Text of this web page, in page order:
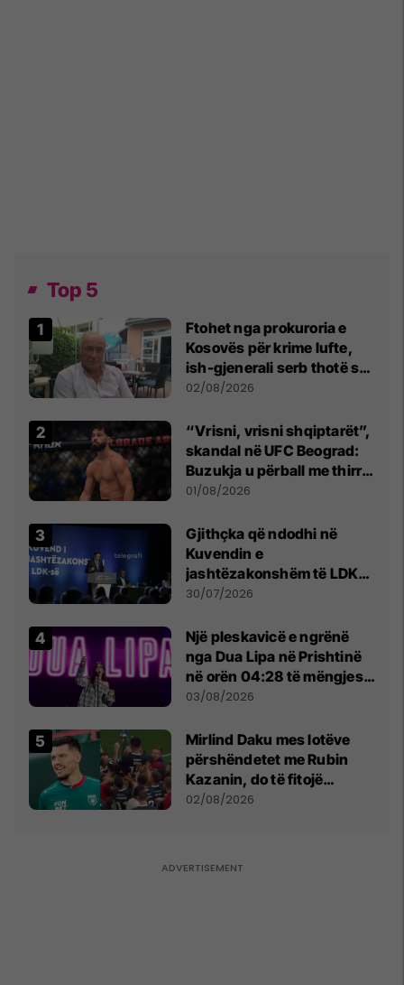
Top 5
Ftohet nga prokuroria e
Kosovës për krime lufte,
ish-gjenerali serb thotë se
dikush e tradhtoi në
02/08/2026
“Vrisni, vrisni shqiptarët”,
skandal në UFC Beograd:
Buzukja u përball me thirrje
anti-shqiptare nga
01/08/2026
Gjithçka që ndodhi në
Kuvendin e
jashtëzakonshëm të LDK-
së
30/07/2026
Një pleskavicë e ngrënë
nga Dua Lipa në Prishtinë
në orën 04:28 të mëngjesit
- dhe bota digjitale serbe
03/08/2026
Mirlind Daku mes lotëve
përshëndetet me Rubin
Kazanin, do të fitojë
miliona te Spartak Moska
02/08/2026